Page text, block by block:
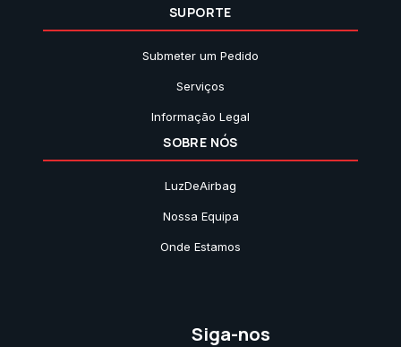
SUPORTE
Submeter um Pedido
Serviços
Informação Legal
SOBRE NÓS
LuzDeAirbag
Nossa Equipa
Onde Estamos
Siga-nos